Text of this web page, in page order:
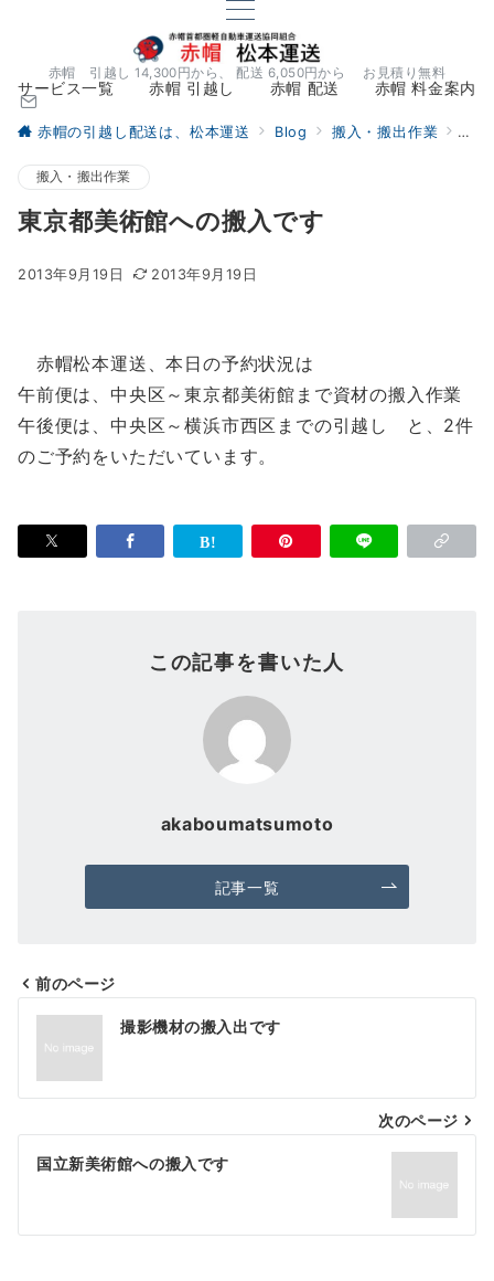
赤帽 引越し 14,300円から、 配送 6,050円から お見積り無料
サービス一覧 赤帽 引越し 赤帽 配送 赤帽 料金案内
赤帽の引越し配送は、松本運送 Blog 搬入・搬出作業 東
搬入・搬出作業
東京都美術館への搬入です
2013年9月19日 2013年9月19日
赤帽松本運送、本日の予約状況は
午前便は、中央区～東京都美術館まで資材の搬入作業
午後便は、中央区～横浜市西区までの引越し と、2件
のご予約をいただいています。
この記事を書いた人
akaboumatsumoto
記事一覧
投
ナ
ビ
ゲ
シ
前のページ
撮影機材の搬入出です
次のページ
国立新美術館への搬入です